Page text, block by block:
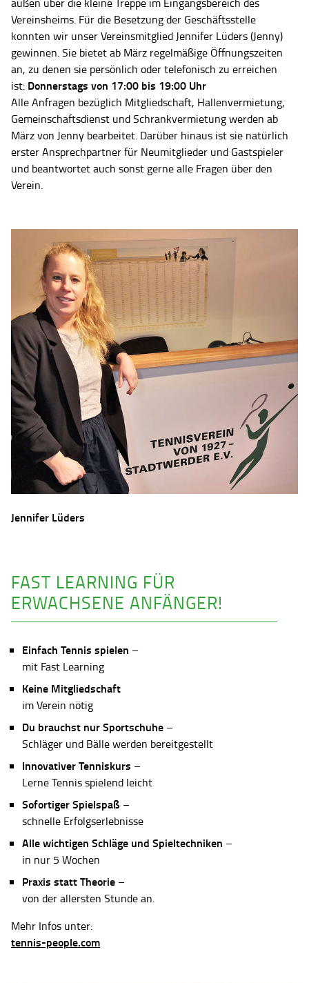
außen über die kleine Treppe im Eingangsbereich des
Vereinsheims. Für die Besetzung der Geschäftsstelle
konnten wir unser Vereinsmitglied Jennifer Lüders (Jenny)
gewinnen. Sie bietet ab März regelmäßige Öffnungszeiten
an, zu denen sie persönlich oder telefonisch zu erreichen
ist: Donnerstags von 17:00 bis 19:00 Uhr
Alle Anfragen bezüglich Mitgliedschaft, Hallenvermietung,
Gemeinschaftsdienst und Schrankvermietung werden ab
März von Jenny bearbeitet. Darüber hinaus ist sie natürlich
erster Ansprechpartner für Neumitglieder und Gastspieler
und beantwortet auch sonst gerne alle Fragen über den
Verein.
Jennifer Lüders
FAST LEARNING FÜR
ERWACHSENE ANFÄNGER!
Einfach Tennis spielen –
mit Fast Learning
Keine Mitgliedschaft
im Verein nötig
Du brauchst nur Sportschuhe –
Schläger und Bälle werden bereitgestellt
Innovativer Tenniskurs –
Lerne Tennis spielend leicht
Sofortiger Spielspaß –
schnelle Erfolgserlebnisse
Alle wichtigen Schläge und Spieltechniken –
in nur 5 Wochen
Praxis statt Theorie –
von der allersten Stunde an.
Mehr Infos unter:
tennis-people.com